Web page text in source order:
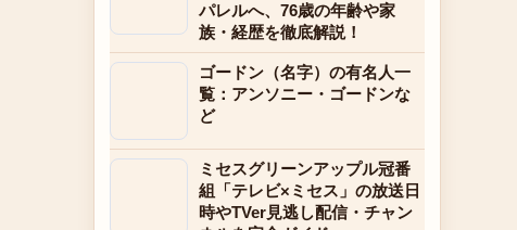
パレルへ、76歳の年齢や家
族・経歴を徹底解説！
ゴードン（名字）の有名人一
覧：アンソニー・ゴードンな
ど
ミセスグリーンアップル冠番
組「テレビ×ミセス」の放送日
時やTVer見逃し配信・チャン